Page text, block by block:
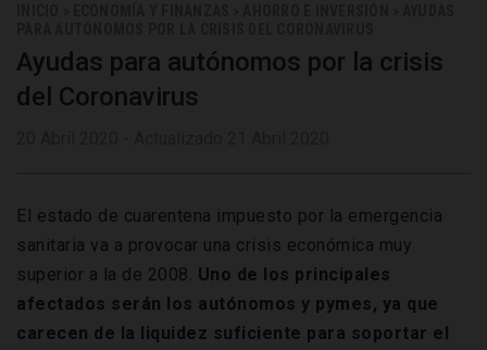
Ayudas para autónomos por la crisis
del Coronavirus
El estado de cuarentena impuesto por la emergencia
sanitaria va a provocar una crisis económica muy
superior a la de 2008. Uno de los principales
afectados serán los autónomos y pymes, ya que
carecen de la liquidez suficiente para soportar el